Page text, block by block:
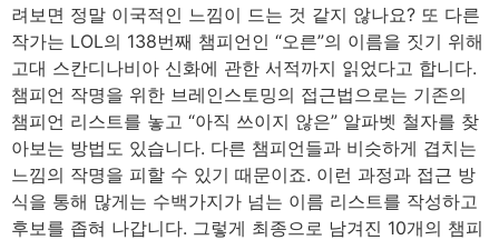
려보면 정말 이국적인 느낌이 드는 것 같지 않나요? 또 다른
작가는 LOL의 138번째 챔피언인 “오른”의 이름을 짓기 위해
고대 스칸디나비아 신화에 관한 서적까지 읽었다고 합니다.
챔피언 작명을 위한 브레인스토밍의 접근법으로는 기존의
챔피언 리스트를 놓고 “아직 쓰이지 않은” 알파벳 철자를 찾
아보는 방법도 있습니다. 다른 챔피언들과 비슷하게 겹치는
느낌의 작명을 피할 수 있기 때문이죠. 이런 과정과 접근 방
식을 통해 많게는 수백가지가 넘는 이름 리스트를 작성하고
후보를 좁혀 나갑니다. 그렇게 최종으로 남겨진 10개의 챔피